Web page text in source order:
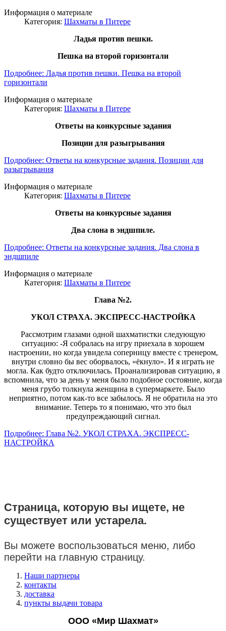
Информация о материале
Категория: Шахматы в Питере
Ладья против пешки.
Пешка на второй горизонтали
Подробнее: Ладья против пешки. Пешка на второй
горизонтали
Информация о материале
Категория: Шахматы в Питере
Ответы на конкурсные задания
Позиции для разыгрывания
Подробнее: Ответы на конкурсные задания. Позиции для
разыгрывания
Информация о материале
Категория: Шахматы в Питере
Ответы на конкурсные задания
Два слона в эндшпиле.
Подробнее: Ответы на конкурсные задания. Два слона в
эндшпиле
Информация о материале
Категория: Шахматы в Питере
Глава №2.
УКОЛ СТРАХА. ЭКСПРЕСС-НАСТРОЙКА
Рассмотрим глазами одной шахматистки следующую
ситуацию: -Я собралась на игру приехала в хорошем
настроении, но когда увидела соперницу вместе с тренером,
внутри словно бы вес оборвалось, «ёкнуло». И я играть не
могла. Как будто отключилась. Проанализировав ситуацию, я
вспомнила, что за день у меня было подобное состояние, когда
меня грубо толкнула женщина в супермаркете. Было
неприятно, потом как-то все забылось. Я не обратила на это
внимание. Теперь то я понимаю, что это был
предупреждающий сигнал.
Подробнее: Глава №2. УКОЛ СТРАХА. ЭКСПРЕСС-
НАСТРОЙКА
Страница, которую вы ищете, не
существует или устарела.
Вы можете воспользоваться меню, либо
перейти на главную страницу.
Наши партнеры
контакты
доставка
пункты выдачи товара
ООО «Мир Шахмат»